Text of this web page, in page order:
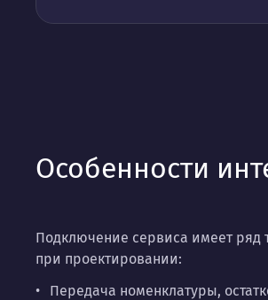
Особенности
Подключение сервиса имеет ряд
при проектировании:
Передача номенклатуры,